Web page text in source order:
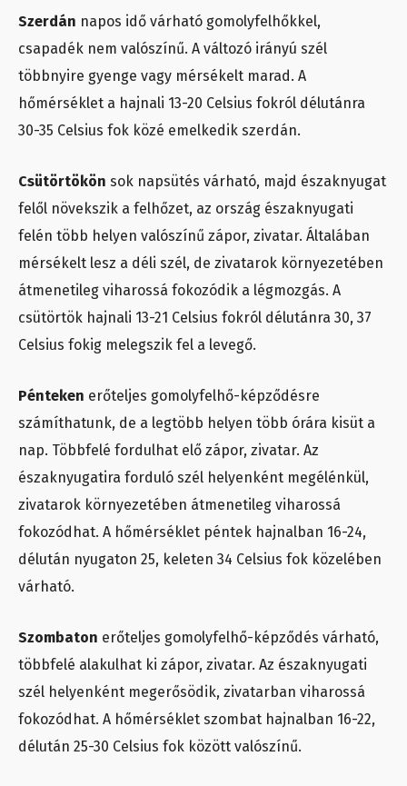
Szerdán napos idő várható gomolyfelhőkkel,
csapadék nem valószínű. A változó irányú szél
többnyire gyenge vagy mérsékelt marad. A
hőmérséklet a hajnali 13-20 Celsius fokról délutánra
30-35 Celsius fok közé emelkedik szerdán.
Csütörtökön sok napsütés várható, majd északnyugat
felől növekszik a felhőzet, az ország északnyugati
felén több helyen valószínű zápor, zivatar. Általában
mérsékelt lesz a déli szél, de zivatarok környezetében
átmenetileg viharossá fokozódik a légmozgás. A
csütörtök hajnali 13-21 Celsius fokról délutánra 30, 37
Celsius fokig melegszik fel a levegő.
Pénteken erőteljes gomolyfelhő-képződésre
számíthatunk, de a legtöbb helyen több órára kisüt a
nap. Többfelé fordulhat elő zápor, zivatar. Az
északnyugatira forduló szél helyenként megélénkül,
zivatarok környezetében átmenetileg viharossá
fokozódhat. A hőmérséklet péntek hajnalban 16-24,
délután nyugaton 25, keleten 34 Celsius fok közelében
várható.
Szombaton erőteljes gomolyfelhő-képződés várható,
többfelé alakulhat ki zápor, zivatar. Az északnyugati
szél helyenként megerősödik, zivatarban viharossá
fokozódhat. A hőmérséklet szombat hajnalban 16-22,
délután 25-30 Celsius fok között valószínű.